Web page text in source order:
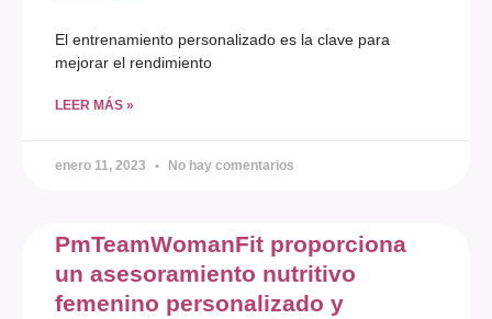
El entrenamiento personalizado es la clave para
mejorar el rendimiento
LEER MÁS »
enero 11, 2023 No hay comentarios
PmTeamWomanFit proporciona
un asesoramiento nutritivo
femenino personalizado y